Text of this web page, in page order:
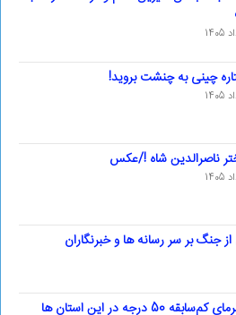
چینی به چنشت بروید!
ناصرالدین شاه !/عکس
جنگ بر سر رسانه ها و خبرنگاران
50 درجه در این استان ها